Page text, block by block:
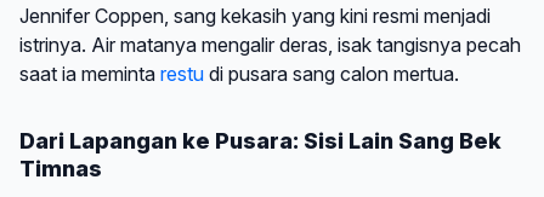
Jennifer Coppen, sang kekasih yang kini resmi menjadi
istrinya. Air matanya mengalir deras, isak tangisnya pecah
saat ia meminta restu di pusara sang calon mertua.
Dari Lapangan ke Pusara: Sisi Lain Sang Bek
Timnas